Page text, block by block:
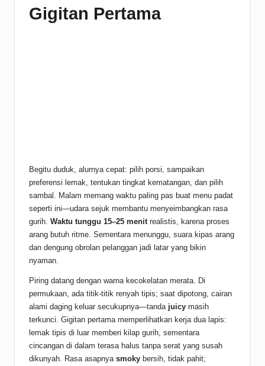
Gigitan Pertama
Begitu duduk, alurnya cepat: pilih porsi, sampaikan
preferensi lemak, tentukan tingkat kematangan, dan pilih
sambal. Malam memang waktu paling pas buat menu padat
seperti ini—udara sejuk membantu menyeimbangkan rasa
gurih. Waktu tunggu 15–25 menit realistis, karena proses
arang butuh ritme. Sementara menunggu, suara kipas arang
dan dengung obrolan pelanggan jadi latar yang bikin
nyaman.
Piring datang dengan warna kecokelatan merata. Di
permukaan, ada titik-titik renyah tipis; saat dipotong, cairan
alami daging keluar secukupnya—tanda juicy masih
terkunci. Gigitan pertama memperlihatkan kerja dua lapis:
lemak tipis di luar memberi kilap gurih, sementara
cincangan di dalam terasa halus tanpa serat yang susah
dikunyah. Rasa asapnya smoky bersih, tidak pahit;